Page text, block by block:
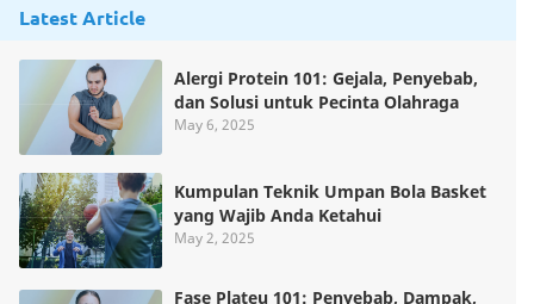
Latest Article
Alergi Protein 101: Gejala, Penyebab,
dan Solusi untuk Pecinta Olahraga
May 6, 2025
Kumpulan Teknik Umpan Bola Basket
yang Wajib Anda Ketahui
May 2, 2025
Fase Plateu 101: Penyebab, Dampak,